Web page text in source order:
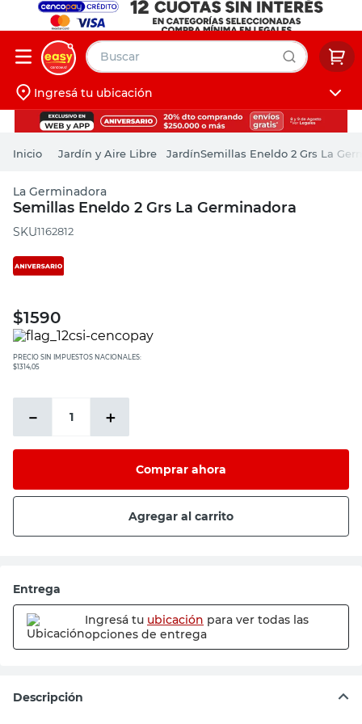
Buscar
Iniciá sesión
Ingresá tu ubicación
Jardín y Aire Libre JardínSemillas Eneldo 2 Grs La
La Germinadora
Semillas Eneldo 2 Grs La Germinadora
:1162812
$1590
PRECIO SIN IMPUESTOS NACIONALES:
$1314,05
＋
－
Comprar ahora
Agregar al carrito
Entrega
Ingresá tu ubicación para ver todas las
opciones de entrega
Descripción
muebles
pintura
escritorio
puertas